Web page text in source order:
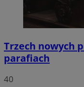
Trzech nowych
parafiach
40